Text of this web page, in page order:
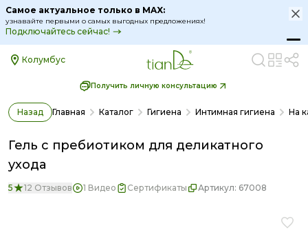
Самое актуальное только в MAX:
узнавайте первыми о самых выгодных предложениях!
Подключайтесь сейчас!
Колумбус
Получить личную консультацию
Назад Главная Каталог Гигиена Интимная гигиена На
Гель с пребиотиком для деликатного
ухода
5 12 Отзывов 1 Видео Сертификаты Артикул: 67008